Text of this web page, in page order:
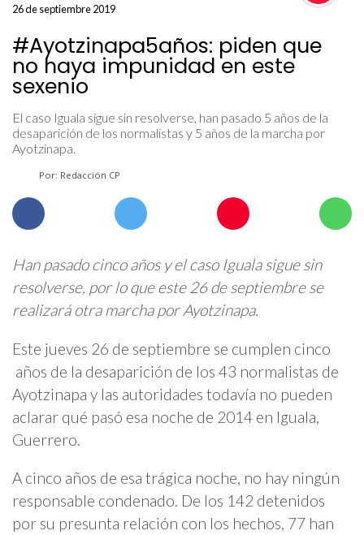
26 de septiembre 2019
#Ayotzinapa5años: piden que
no haya impunidad en este
sexenio
El caso Iguala sigue sin resolverse, han pasado 5 años de la
desaparición de los normalistas y 5 años de la marcha por
Ayotzinapa.
Por: Redacción CP
Han pasado cinco años y el caso Iguala sigue sin
resolverse, por lo que este 26 de septiembre se
realizará otra marcha por Ayotzinapa.
Este jueves 26 de septiembre se cumplen cinco
años de la desaparición de los 43 normalistas de
Ayotzinapa y las autoridades todavía no pueden
aclarar qué pasó esa noche de 2014 en Iguala,
Guerrero.
A cinco años de esa trágica noche, no hay ningún
responsable condenado. De los 142 detenidos
por su presunta relación con los hechos, 77 han